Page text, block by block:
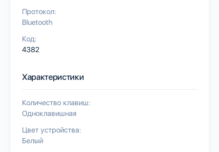
Протокол:
Bluetooth
Код:
4382
Характеристики
Количество клавиш:
Одноклавишная
Цвет устройства:
Белый